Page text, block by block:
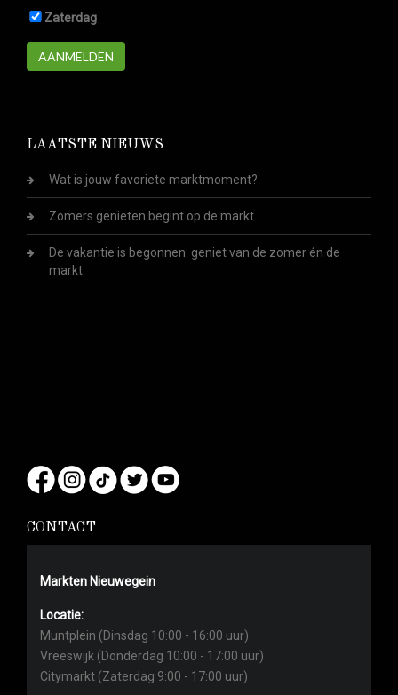
Zaterdag
AANMELDEN
LAATSTE NIEUWS
Wat is jouw favoriete marktmoment?
Zomers genieten begint op de markt
De vakantie is begonnen: geniet van de zomer én de
markt
CONTACT
Markten Nieuwegein
Locatie:
Muntplein (Dinsdag 10:00 - 16:00 uur)
Vreeswijk (Donderdag 10:00 - 17:00 uur)
Citymarkt (Zaterdag 9:00 - 17:00 uur)